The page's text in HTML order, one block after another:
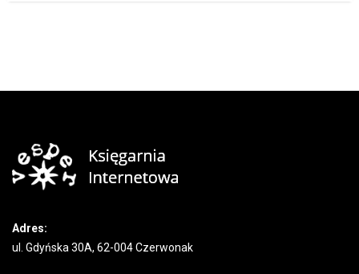
Adres:
ul. Gdyńska 30A, 62-004 Czerwonak